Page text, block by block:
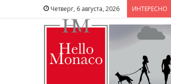
Четверг, 6 августа, 2026 ИНТЕРЕСНО